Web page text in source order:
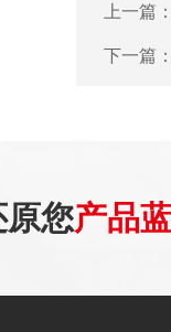
上一篇
下一篇
您产品